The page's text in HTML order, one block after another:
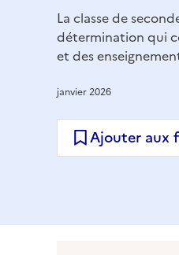
La classe de
détermination qui
et des
janvier 2026
Ajouter aux